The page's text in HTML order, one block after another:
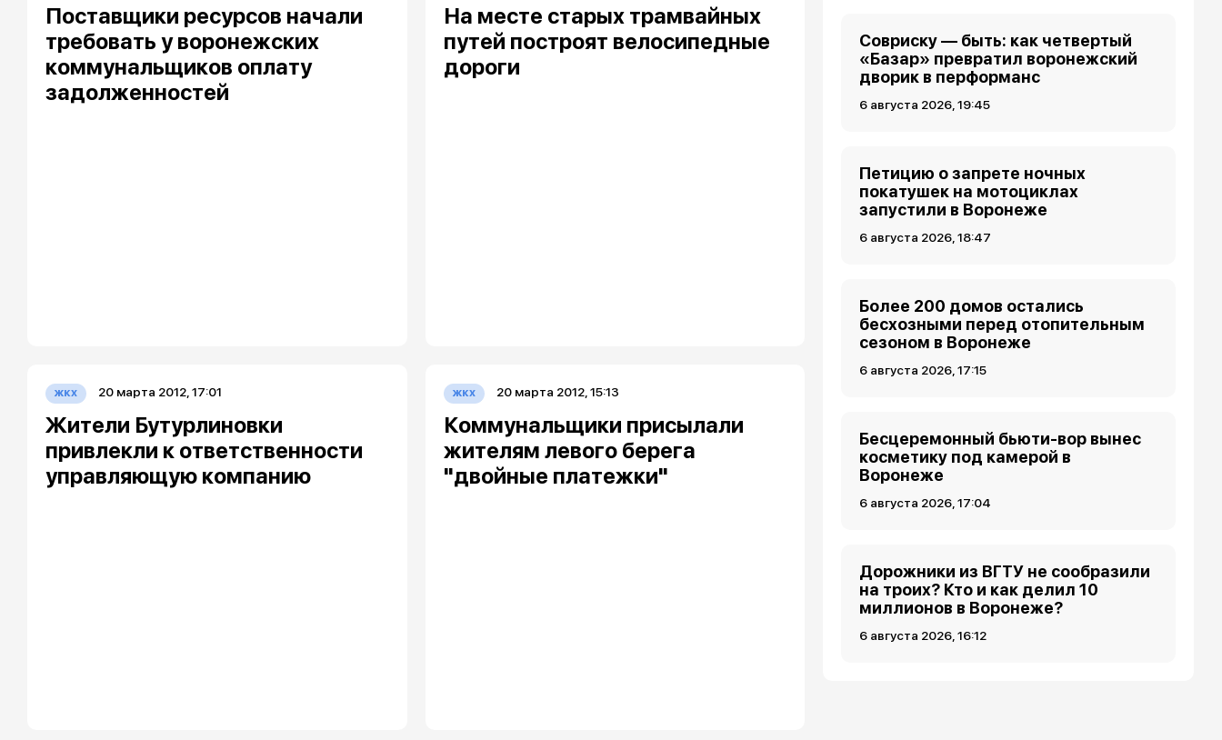
Поставщики ресурсов начали
требовать у воронежских
коммунальщиков оплату
задолженностей
На месте старых трамвайных
путей построят велосипедные
дороги
жкх 20 марта 2012, 17:01
Жители Бутурлиновки
привлекли к ответственности
управляющую компанию
жкх 20 марта 2012, 15:13
Коммунальщики присылали
жителям левого берега
"двойные платежки"
Совриску — быть: как четвертый
«Базар» превратил воронежский
дворик в перформанс
6 августа 2026, 19:45
Петицию о запрете ночных
покатушек на мотоциклах
запустили в Воронеже
6 августа 2026, 18:47
Более 200 домов остались
бесхозными перед отопительным
сезоном в Воронеже
6 августа 2026, 17:15
Бесцеремонный бьюти-вор вынес
косметику под камерой в
Воронеже
6 августа 2026, 17:04
Дорожники из ВГТУ не сообразили
на троих? Кто и как делил 10
миллионов в Воронеже?
6 августа 2026, 16:12